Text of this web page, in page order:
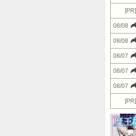
[PR]
08/08
08/08
08/07
08/07
08/07
[PR]